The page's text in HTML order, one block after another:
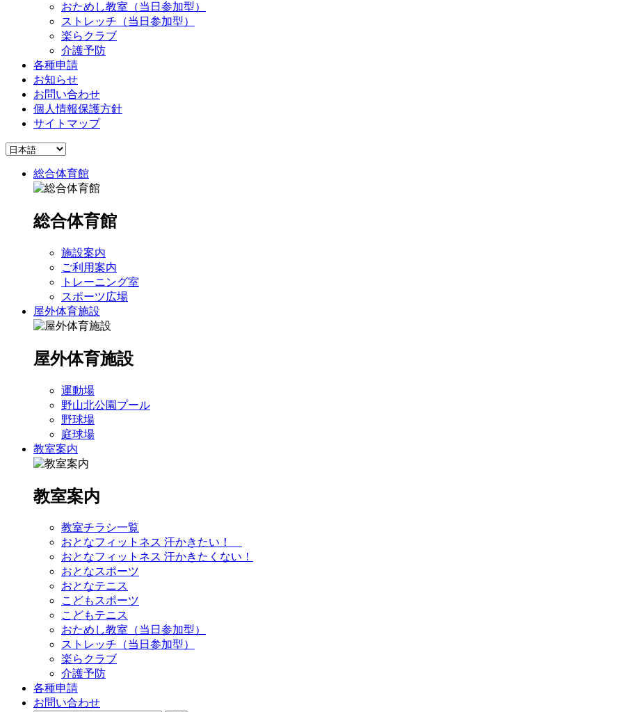
おためし教室（当日参加型）
ストレッチ（当日参加型）
楽らクラブ
介護予防
各種申請
お知らせ
お問い合わせ
個人情報保護方針
サイトマップ
総合体育館
総合体育館
施設案内
ご利用案内
トレーニング室
スポーツ広場
屋外体育施設
屋外体育施設
運動場
野山北公園プール
野球場
庭球場
教室案内
教室案内
教室チラシ一覧
おとなフィットネス 汗かきたい！
おとなフィットネス 汗かきたくない！
おとなスポーツ
おとなテニス
こどもスポーツ
こどもテニス
おためし教室（当日参加型）
ストレッチ（当日参加型）
楽らクラブ
介護予防
各種申請
お問い合わせ